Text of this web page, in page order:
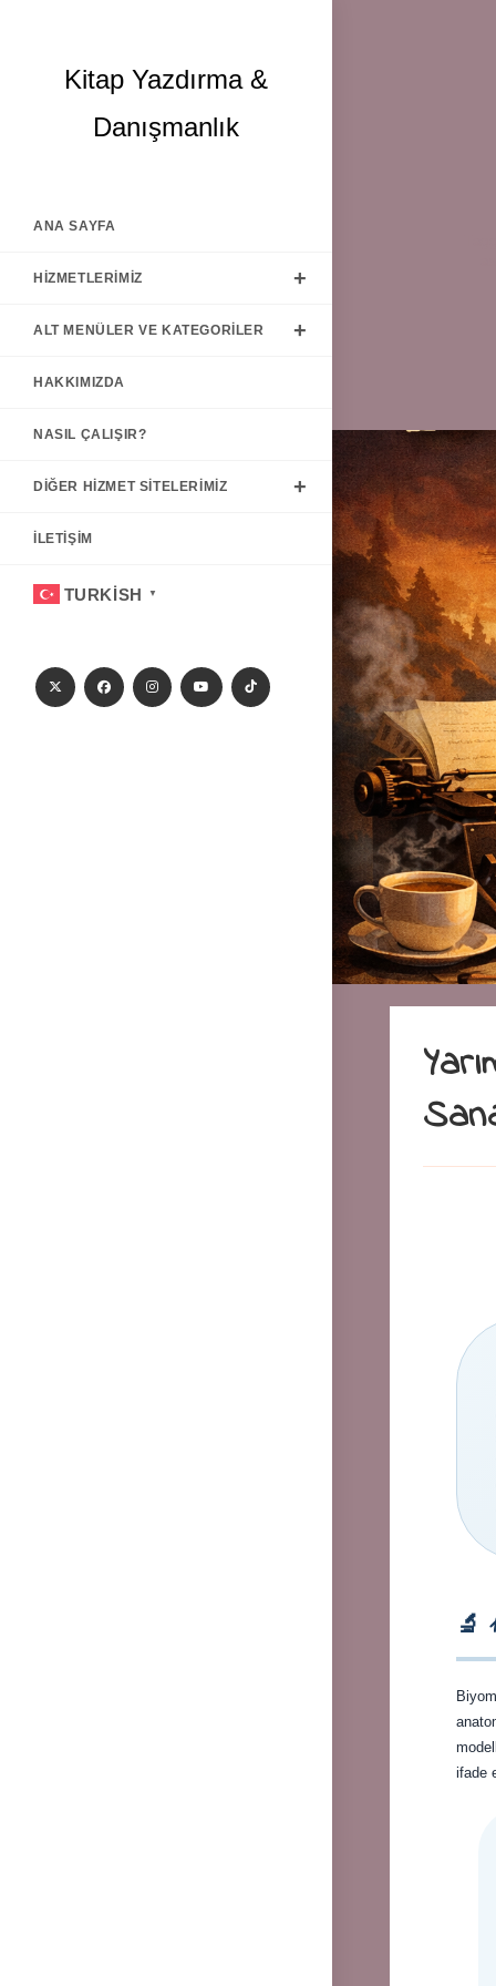
Kitap Yazdırma &
Danışmanlık
ANA SAYFA
HIZMETLERIMIZ
ALT MENÜLER VE KATEGORILER
HAKKIMIZDA
NASIL ÇALIŞIR?
DIĞER HIZMET SITELERIMIZ
İLETIŞIM
TURKISH ▼
🔬
ifade